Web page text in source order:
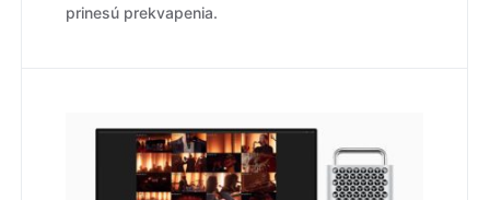
prinesú prekvapenia.